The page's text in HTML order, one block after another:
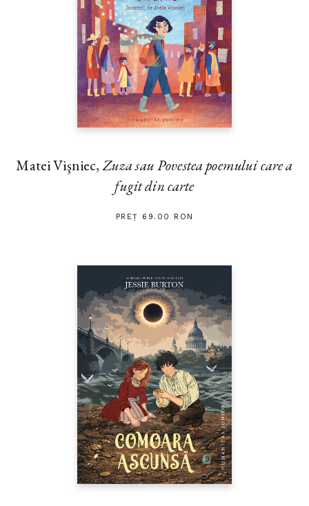
Matei Vişniec,Zuza sau Povestea poemului care a
fugit din carte
PREȚ 69.00 RON